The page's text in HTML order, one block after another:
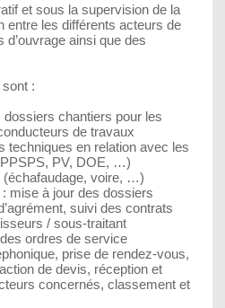
et sous la supervision de la
entre les différents acteurs de
d’ouvrage ainsi que des
:
chantiers pour les
de travaux
techniques en relation avec les
PV, DOE, …)
(échafaudage, voire, …)
mise à jour des dossiers
suivi des contrats
/ sous-traitant
ordres de service
prise de rendez-vous,
de devis, réception et
concernés, classement et